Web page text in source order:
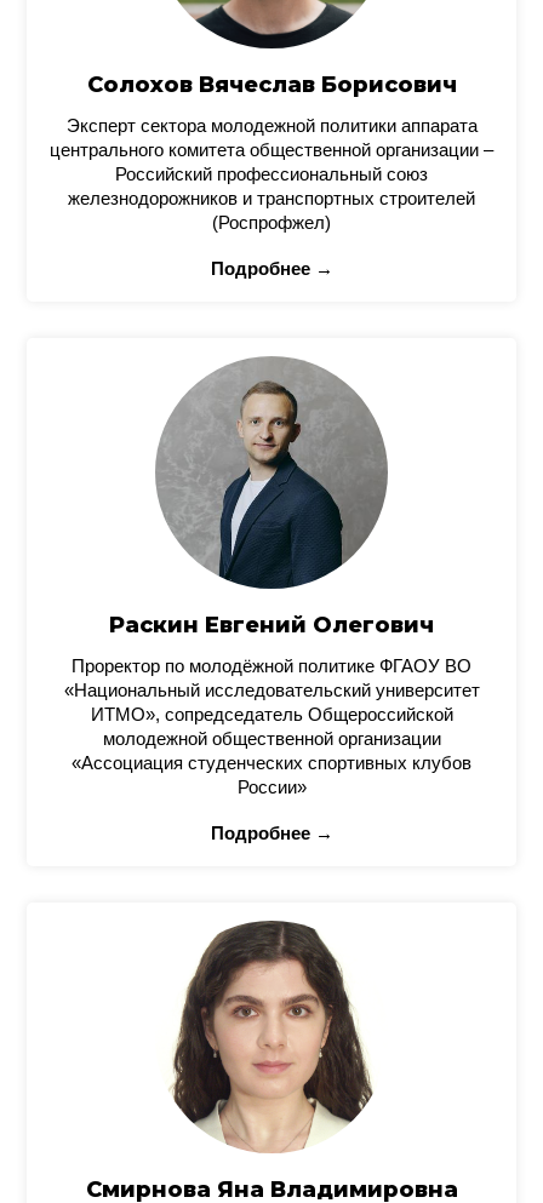
Солохов Вячеслав Борисович
Эксперт сектора молодежной политики аппарата
центрального комитета общественной организации –
Российский профессиональный союз
железнодорожников и транспортных строителей
(Роспрофжел)
Подробнее →
Раскин Евгений Олегович
Проректор по молодёжной политике ФГАОУ ВО
«Национальный исследовательский университет
ИТМО», сопредседатель Общероссийской
молодежной общественной организации
«Ассоциация студенческих спортивных клубов
России»
Подробнее →
Смирнова Яна Владимировна